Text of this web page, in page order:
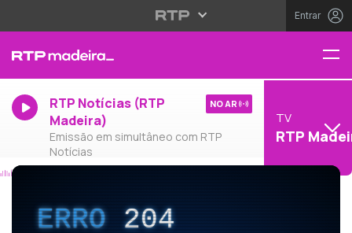
Entrar
RTP Notícias (RTP
Madeira)
Emissão em simultâneo com RTP
Notícias
NO AR
TV
RTP
ERRO204